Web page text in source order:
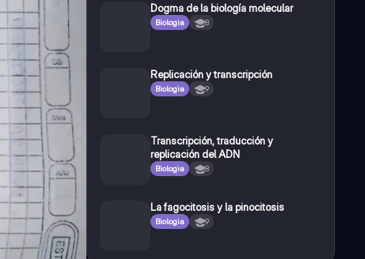
Dogma de la biología molecular
Biologia 8
Replicación y transcripción
Biologia 9
Transcripción, traducción y
replicación del ADN
Biologia 8
La fagocitosis y la pinocitosis
Biologia 9